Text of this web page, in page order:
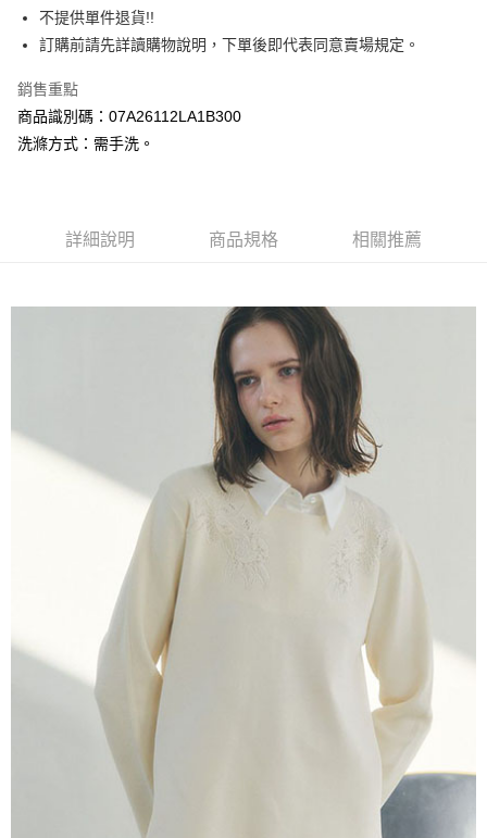
元大商業銀行
玉山商業銀行
星展（台灣）商業銀行
台灣樂天信用卡公司
悠遊付
大哥付你分期
相關說明
【大哥付你分期使用說明】
成交易。
3.實際核准額度、可分期數及費用金額請依後續交易確認頁面所載為準。
法說明評估內容。
1.分期款項不併入電信帳單，「大哥付你分期」於每月結算日後寄送繳費提
2.透過簡訊連結打開帳單後，可選擇「超商條碼／台灣大直營門市／銀行轉
帳／街口支付／iPASS MONEY」等通路繳費。
【注意事項】
1.本服務係由「台灣大哥大股份有限公司」（以下簡稱本公司）所提供，讓
用戶於交易時，得透過本服務購買商品或服務，並由商店將買賣／分期付款
買賣價金債權讓與本公司後，依約使用本公司帳單繳交帳款。
2.基於同意付款使用「大哥付你分期」之契約關係目的，商店將以您的個人
資料（包含姓名、電話或地址）提供予台灣大哥大進項蒐集、處理及利用，
由本公司與您本人進行分期帳單所需資料之確認、核對及更正。
3.完整用戶服務條款，請詳閱以下連結：
https://oppay.tw/userRule
AFTEE先享後付是「在收到商品之後才付款」的支付方式。 讓您購物簡單
３．安心：先確認商品／服務後，再付款。
【「AFTEE先享後付」結帳流程】
１．於結帳方式選擇「AFTEE先享後付」後，將跳轉至「AFTEE先享後付」
結帳頁面，進行簡訊認證並確認金額後，即可完成結帳。
２．訂單成立數日內，您將收到繳費通知簡訊。
３．收到繳費通知簡訊後14天內，點擊此簡訊中的連結，可透過四大超商／
ATM／網路銀行／等多元方式進行付款，方視為交易完成。
※ 請注意：結帳手續完成當下不需立刻繳費，但若您需要取消訂單，請聯絡
購買商品的店家。未經商家同意取消之訂單仍視為有效，需透過AFTEE先享
※ 交易是否成功請以「AFTEE先享後付 」之結帳頁面顯示為準，若有關於
是否繳費成功／繳費後需取消欲退款等相關疑問，請聯繫「AFTEE先享後付
https://netprotections.freshdesk.com/support/home
１．透過由恩沛科技股份有限公司提供之「AFTEE先享後付」服務完成之交
易，需依本服務之必要範圍內提供個人資料，並將交易相關給付款項請求債
權轉讓予恩沛科技股份有限公司。
２．關於個人資料處理事宜，請瀏覽以下網址：
https://aftee.tw/terms/#terms3
３．未成年的使用者請事先徵得法定代理人或監護人之同意方可使用
「AFTEE先享後付」，若未經同意申辦者引起之損失，本公司不負相關責
４．使用「AFTEE先享後付」時，將依據個別帳號之用戶狀況，依本公司即
時審查核予不同之上限額度；若仍有額度不足之情形，本公司將視審查結果
請求用戶進行身份認證。
ATM付款
每筆NT$60，滿NT$388(含以上)免運費
每筆NT$60，滿NT$388(含以上)免運費
萊爾富取貨付款
每筆NT$60，滿NT$888(含以上)免運費
每筆NT$60，滿NT$888(含以上)免運費
每筆NT$60，滿NT$888(含以上)免運費
7-11純取貨
每筆NT$60，滿NT$888(含以上)免運費
每筆NT$90，滿NT$888(含以上)免運費
不提供單件退貨!!
訂購前請先詳讀購物說明，下單後即代表同意賣場規定。
銷售重點
商品識別碼：07A26112LA1B300
洗滌方式：需手洗。
詳細說明 商品規格 相關推薦